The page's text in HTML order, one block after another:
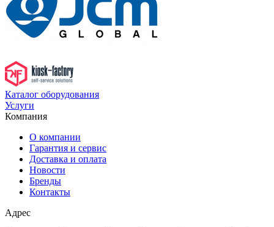
Каталог оборудования
Услуги
Компания
О компании
Гарантия и сервис
Доставка и оплата
Новости
Бренды
Контакты
Адрес